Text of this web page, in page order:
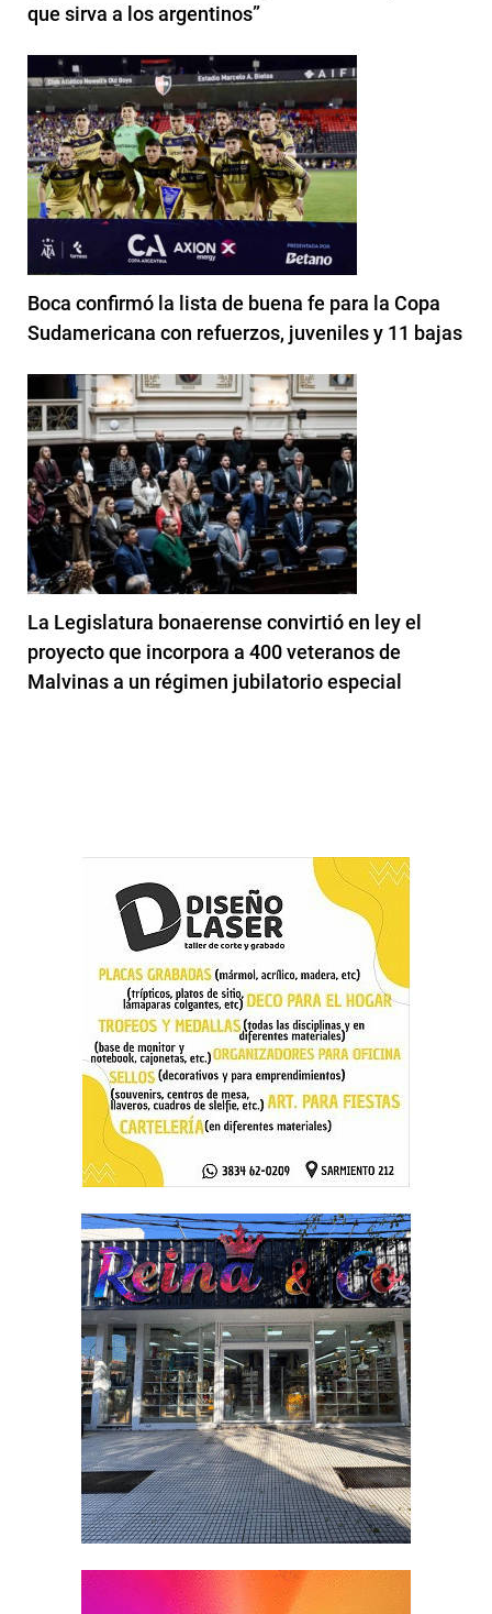
que sirva a los argentinos”
Boca confirmó la lista de buena fe para la Copa
Sudamericana con refuerzos, juveniles y 11 bajas
La Legislatura bonaerense convirtió en ley el
proyecto que incorpora a 400 veteranos de
Malvinas a un régimen jubilatorio especial